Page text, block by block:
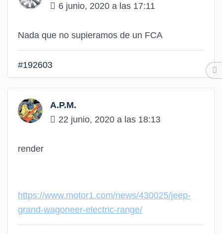
6 junio, 2020 a las 17:11
Nada que no supieramos de un FCA
#192603
A.P.M.
22 junio, 2020 a las 18:13
render
https://www.motor1.com/news/430025/jeep-
grand-wagoneer-electric-range/